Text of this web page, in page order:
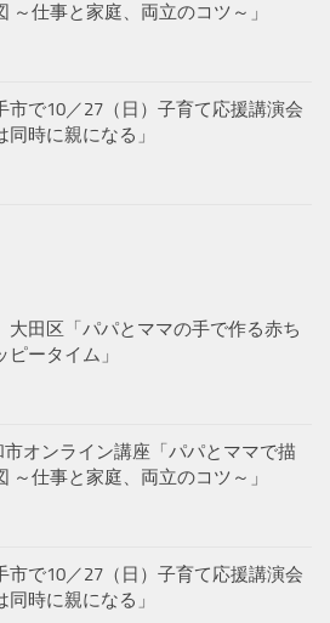
～仕事と家庭、両立のコツ～」
市で10／27（日）子育て応援講演会
同時に親になる」
大田区「パパとママの手で作る赤ち
ピータイム」
市オンライン講座「パパとママで描
～仕事と家庭、両立のコツ～」
市で10／27（日）子育て応援講演会
同時に親になる」